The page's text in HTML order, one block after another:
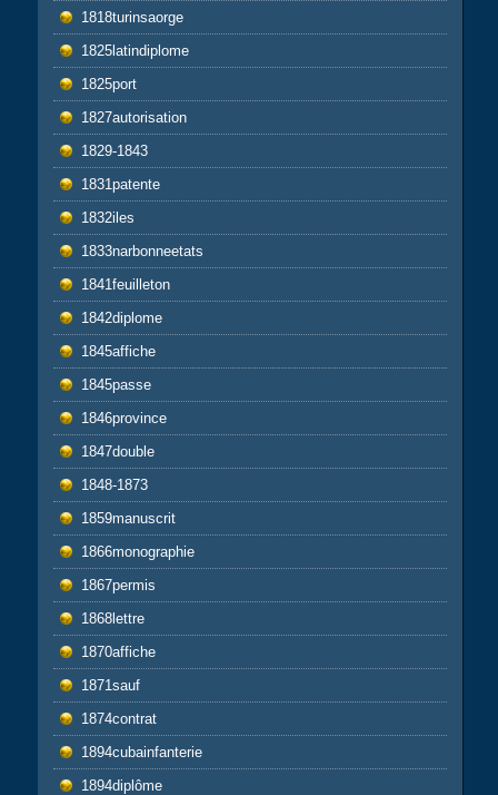
1818turinsaorge
1825latindiplome
1825port
1827autorisation
1829-1843
1831patente
1832iles
1833narbonneetats
1841feuilleton
1842diplome
1845affiche
1845passe
1846province
1847double
1848-1873
1859manuscrit
1866monographie
1867permis
1868lettre
1870affiche
1871sauf
1874contrat
1894cubainfanterie
1894diplôme